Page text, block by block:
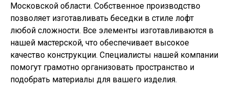
Московской области. Собственное производство
позволяет изготавливать беседки в стиле лофт
любой сложности. Все элементы изготавливаются в
нашей мастерской, что обеспечивает высокое
качество конструкции. Специалисты нашей компании
помогут грамотно организовать пространство и
подобрать материалы для вашего изделия.